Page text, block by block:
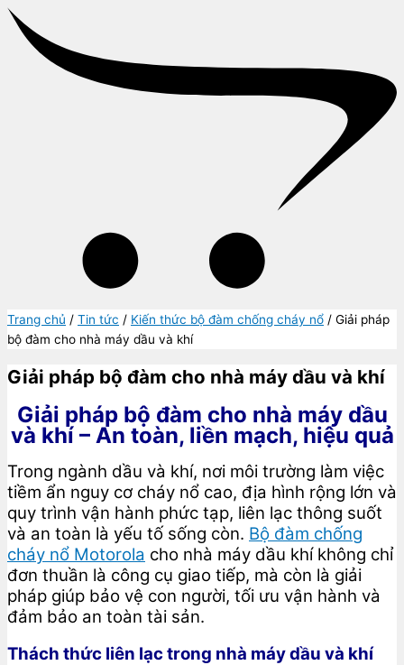
Trang chủ / Tin tức / Kiến thức bộ đàm chống cháy nổ / Giải pháp
bộ đàm cho nhà máy dầu và khí
Giải pháp bộ đàm cho nhà máy dầu và khí
Giải pháp bộ đàm cho nhà máy dầu
và khí – An toàn, liền mạch, hiệu quả
Trong ngành dầu và khí, nơi môi trường làm việc
tiềm ẩn nguy cơ cháy nổ cao, địa hình rộng lớn và
quy trình vận hành phức tạp, liên lạc thông suốt
và an toàn là yếu tố sống còn. Bộ đàm chống
cháy nổ Motorola cho nhà máy dầu khí không chỉ
đơn thuần là công cụ giao tiếp, mà còn là giải
pháp giúp bảo vệ con người, tối ưu vận hành và
đảm bảo an toàn tài sản.
Thách thức liên lạc trong nhà máy dầu và khí